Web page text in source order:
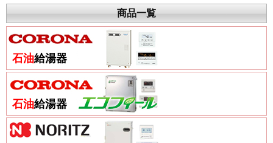
商品一覧
石油給湯器
石油給湯器